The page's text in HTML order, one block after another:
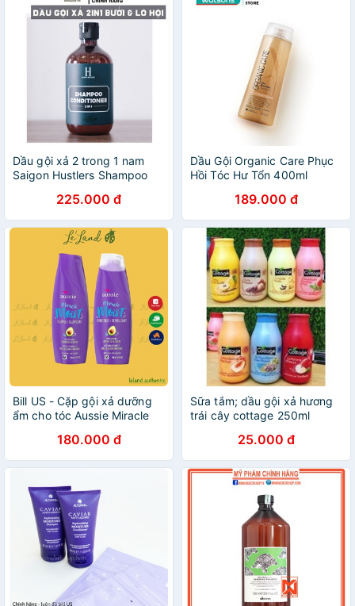
Dầu gội xả 2 trong 1 nam
Saigon Hustlers Shampoo
225.000 đ
Dầu Gội Organic Care Phục
Hồi Tóc Hư Tổn 400ml
189.000 đ
Bill US - Cặp gội xả dưỡng
ẩm cho tóc Aussie Miracle
Australian Jojoba Oil
360ml/chai
180.000 đ
Sữa tắm; dầu gội xả hương
trái cây cottage 250ml
25.000 đ